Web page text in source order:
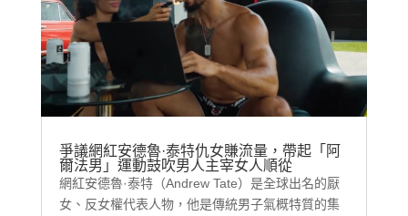
爭議網紅安德魯·泰特仇女賺流量，帶起「阿
爾法男」運動鼓吹男人主宰女人順從
網紅安德魯·泰特（Andrew Tate）是全球出名的厭
女、反女權代表人物，他是傳統男子氣概特質的集